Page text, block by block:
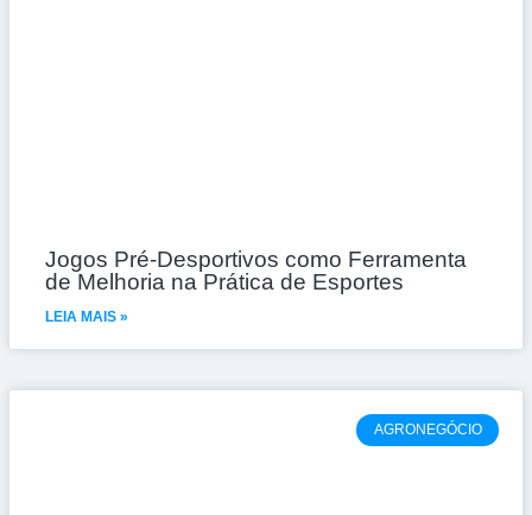
Jogos Pré-Desportivos como Ferramenta
de Melhoria na Prática de Esportes
LEIA MAIS »
AGRONEGÓCIO